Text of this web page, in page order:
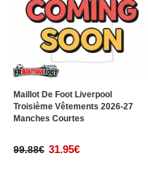
Maillot De Foot Liverpool
Troisième Vêtements 2026-27
Manches Courtes
99.88€ 31.95€